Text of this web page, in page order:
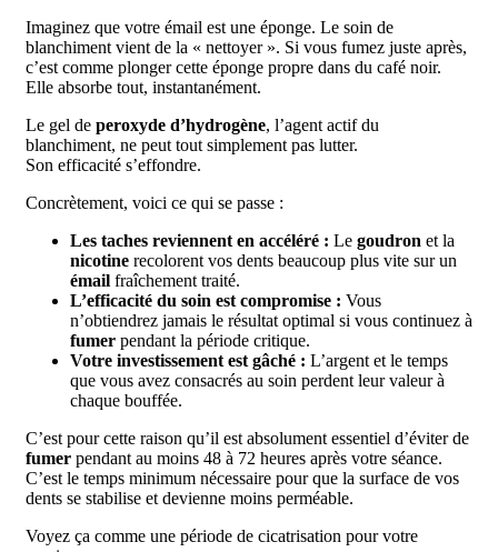
Imaginez que votre émail est une éponge. Le soin de
blanchiment vient de la « nettoyer ». Si vous fumez juste après,
c’est comme plonger cette éponge propre dans du café noir.
Elle absorbe tout, instantanément.
Le gel de peroxyde d’hydrogène, l’agent actif du
blanchiment, ne peut tout simplement pas lutter.
Son efficacité s’effondre.
Concrètement, voici ce qui se passe :
Les taches reviennent en accéléré : Le goudron et la
nicotine recolorent vos dents beaucoup plus vite sur un
émail fraîchement traité.
L’efficacité du soin est compromise : Vous
n’obtiendrez jamais le résultat optimal si vous continuez à
fumer pendant la période critique.
Votre investissement est gâché : L’argent et le temps
que vous avez consacrés au soin perdent leur valeur à
chaque bouffée.
C’est pour cette raison qu’il est absolument essentiel d’éviter de
fumer pendant au moins 48 à 72 heures après votre séance.
C’est le temps minimum nécessaire pour que la surface de vos
dents se stabilise et devienne moins perméable.
Voyez ça comme une période de cicatrisation pour votre